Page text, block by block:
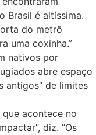
Brasil é altíssima.
do metrô
uma coxinha.”
nativos por
abre espaço
antigos” de limites
acontece no
diz. “Os